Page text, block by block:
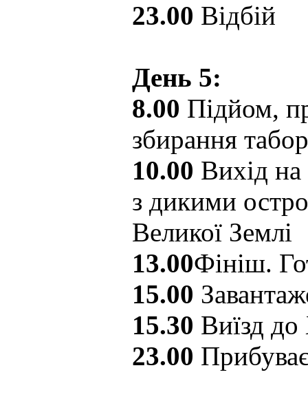
23.00 Відбій
День 5:
8.00 Підйом,
збирання
10.00 Вихід
з дикими
Великої Землі
13.00Фініш.
15.00
15.30 Виїзд до
23.00